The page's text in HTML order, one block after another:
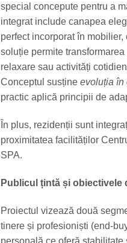
special concepute pentru a
integrat include canapea
perfect incorporat în
soluție permite
relaxare sau activități
Conceptul susține evoluția în
practic aplică principii de
În plus, rezidenții sunt
proximitatea facilităților
SPA.
Publicul țintă și obiectivele
Proiectul vizează două
tinere și profesioniști (end-
personală ce oferă